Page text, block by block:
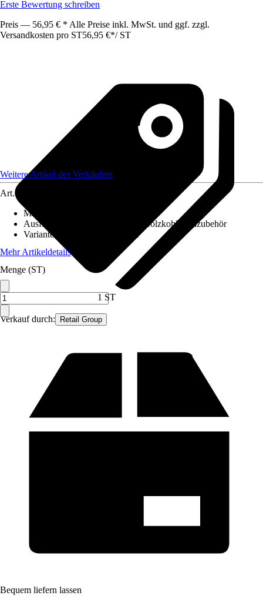
Erste Bewertung schreiben
Preis — 56,95 € * Alle Preise inkl. MwSt. und ggf. zzgl.
Versandkosten pro ST56,95 €*/ ST
Verkauf durch: Retail Group
Weitere Artikel des Verkäufers
Art.-Nr.
Material
Ausführung
Zubehör Kamado, Holzkohlegrillzubehör
Variante
Gusstopf, Grillpfanne
Mehr Artikeldetails
Menge (ST)
1 ST
Bequem liefern lassen